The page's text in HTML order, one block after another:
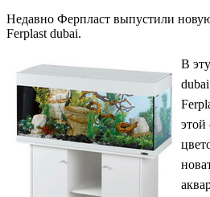
Недавно Ферпласт выпустили
Ferplast dubai.
В